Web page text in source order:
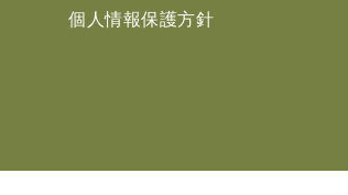
個人情報保護方針